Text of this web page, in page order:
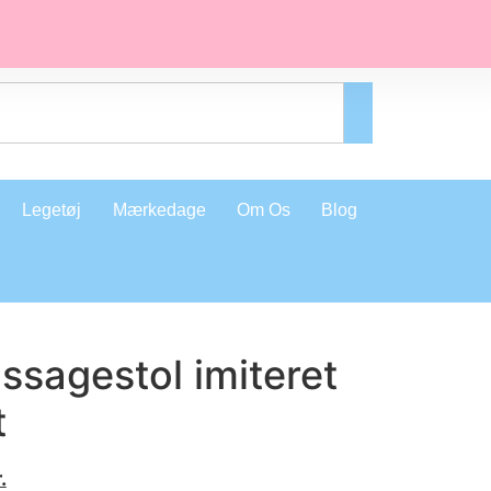
Legetøj Mærkedage Om Os Blog
imiteret